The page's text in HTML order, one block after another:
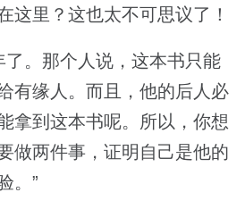
这里？这也太不可思议了！
。那个人说，这本书只能
有缘人。而且，他的后人必
拿到这本书呢。所以，你想
做两件事，证明自己是他的
。”